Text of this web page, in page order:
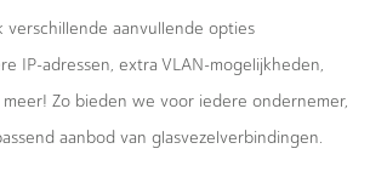
verschillende aanvullende opties
IP-adressen, extra VLAN-mogelijkheden,
meer! Zo bieden we voor iedere ondernemer,
aanbod van glasvezelverbindingen.